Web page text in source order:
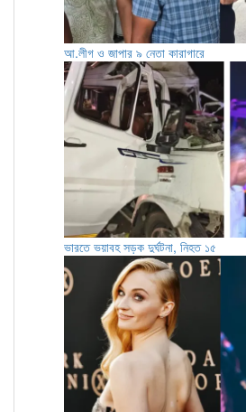
আ.লীগ ও জাপার ৯ নেতা কারাগারে
ভারতে ভয়াবহ সড়ক দুর্ঘটনা, নিহত ১৫